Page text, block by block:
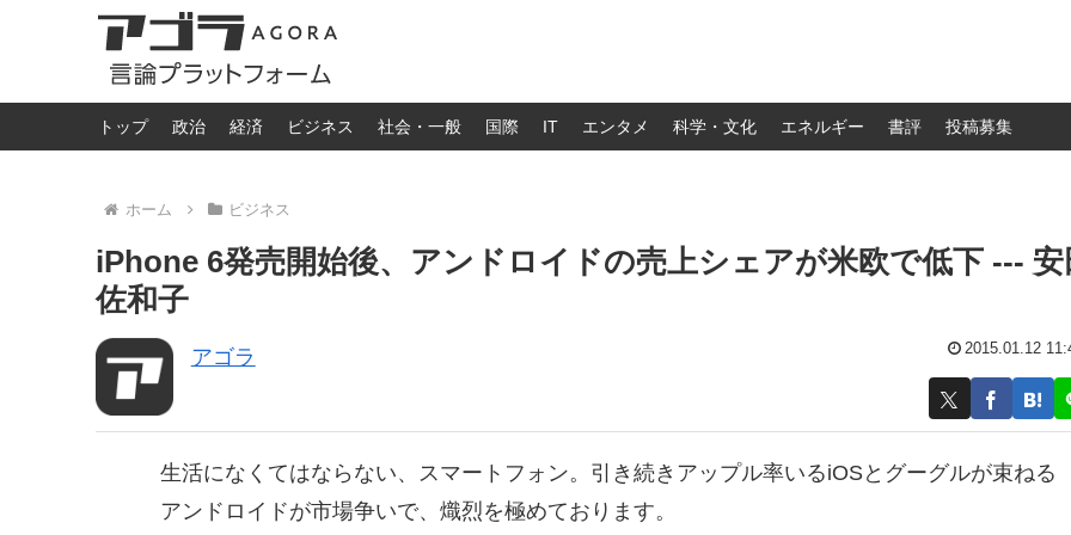
トップ 政治 経済 ビジネス 社会・一般 国際 IT エンタメ 科学・文化 エネルギー 書評 投稿募集
ホーム ビジネス
iPhone 6発売開始後、アンドロイドの売上シェアが米欧で低下 --- 安
佐和子
アゴラ 2015.01.12
生活になくてはならない、スマートフォン。引き続きアップル率いるiOSとグーグルが束ねる
アンドロイドが市場争いで、熾烈を極めております。